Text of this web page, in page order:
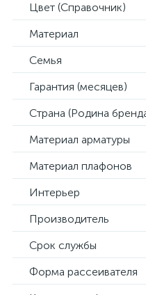
Цвет (Справочник)
Материал
Семья
Гарантия (месяцев)
Страна (Родина
Материал арматуры
Материал плафонов
Интерьер
Производитель
Срок службы
Форма рассеивателя